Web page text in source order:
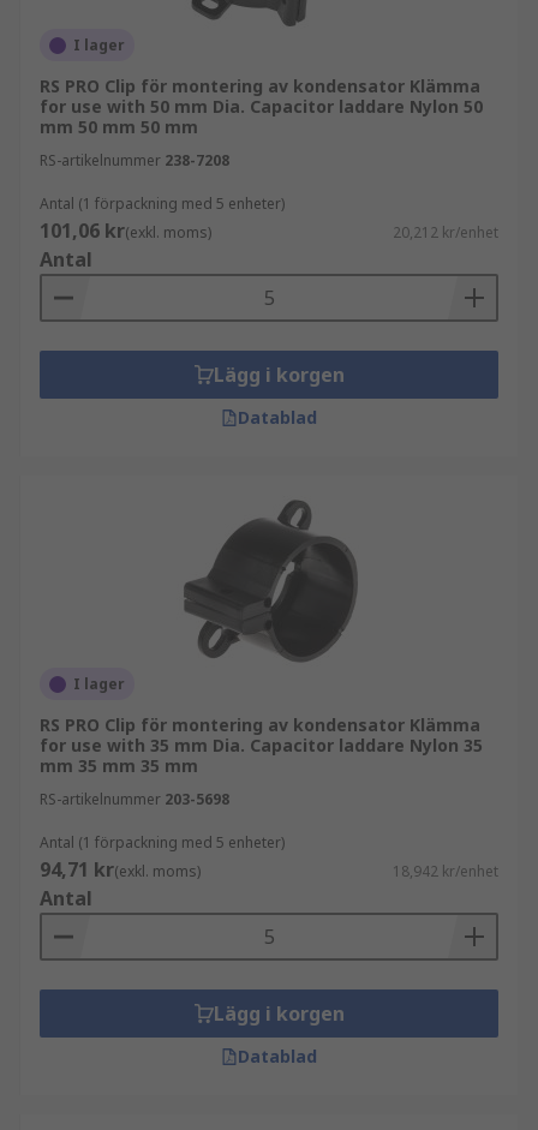
I lager
RS PRO Clip för montering av kondensator Klämma
for use with 50 mm Dia. Capacitor laddare Nylon 50
mm 50 mm 50 mm
RS-artikelnummer 238-7208
Antal (1 förpackning med 5 enheter)
101,06 kr(exkl. moms) 20,212 kr/enhet
Antal
Lägg i korgen
Datablad
I lager
RS PRO Clip för montering av kondensator Klämma
for use with 35 mm Dia. Capacitor laddare Nylon 35
mm 35 mm 35 mm
RS-artikelnummer 203-5698
Antal (1 förpackning med 5 enheter)
94,71 kr(exkl. moms) 18,942 kr/enhet
Antal
Lägg i korgen
Datablad